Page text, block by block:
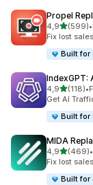
Propel
4,9z 5 hvězd
(599)
Celkový •
Fix lost
Built for
IndexGPT:
4,9z 5 hvězd
(118)
Celkový •
Get AI
Built for
MIDA
4,9z 5 hvězd
(469)
Celkový •
Fix lost
Built for